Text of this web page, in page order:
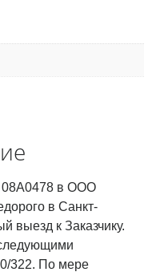
08A0478 в ООО
в Санкт-
выезд к Заказчику.
322. По мере